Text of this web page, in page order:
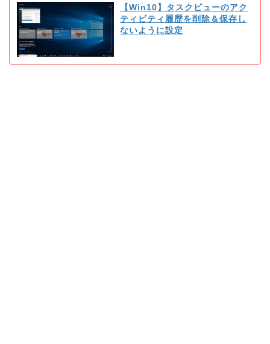
【Win10】タスクビューのアク
ティビティ履歴を削除＆保存し
ないように設定